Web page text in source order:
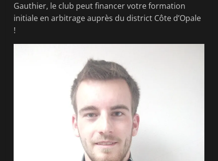
Gauthier, le club peut financer votre formation
initiale en arbitrage auprès du district Côte d’Opale
!